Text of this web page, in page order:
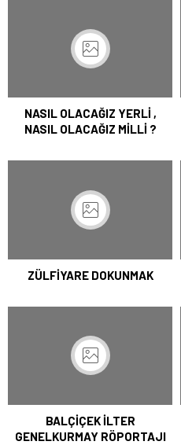
NASIL OLACAĞIZ YERLİ ,
NASIL OLACAĞIZ MİLLİ ?
ZÜLFİYARE DOKUNMAK
BALÇİÇEK İLTER
GENELKURMAY RÖPORTAJI